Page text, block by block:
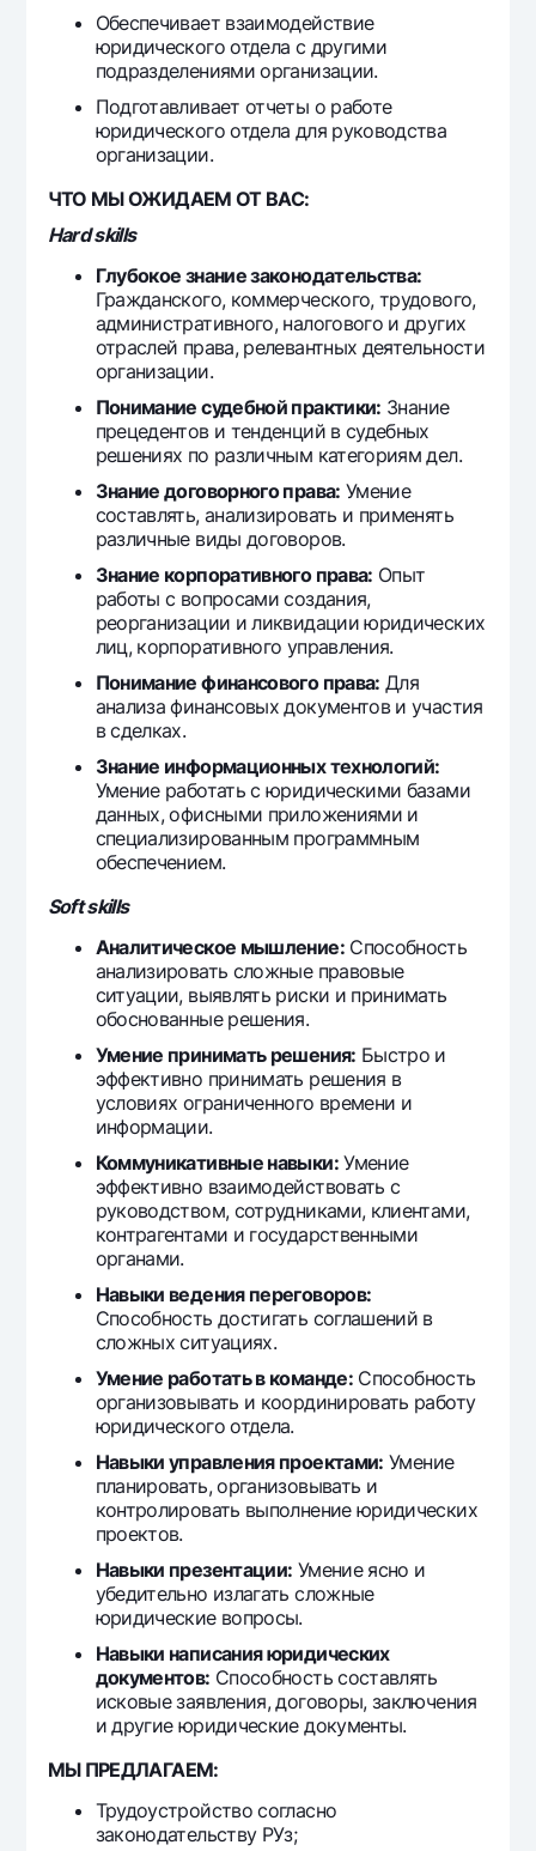
Обеспечивает взаимодействие
юридического отдела с другими
подразделениями организации.
Подготавливает отчеты о работе
юридического отдела для руководства
организации.
ЧТО МЫ ОЖИДАЕМ ОТ ВАС:
Hard skills
Глубокое знание законодательства:
Гражданского, коммерческого, трудового,
административного, налогового и других
отраслей права, релевантных деятельности
организации.
Понимание судебной практики: Знание
прецедентов и тенденций в судебных
решениях по различным категориям дел.
Знание договорного права: Умение
составлять, анализировать и применять
различные виды договоров.
Знание корпоративного права: Опыт
работы с вопросами создания,
реорганизации и ликвидации юридических
лиц, корпоративного управления.
Понимание финансового права: Для
анализа финансовых документов и участия
в сделках.
Знание информационных технологий:
Умение работать с юридическими базами
данных, офисными приложениями и
специализированным программным
обеспечением.
Soft skills
Аналитическое мышление:Способность
анализировать сложные правовые
ситуации, выявлять риски и принимать
обоснованные решения.
Умение принимать решения: Быстро и
эффективно принимать решения в
условиях ограниченного времени и
информации.
Коммуникативные навыки:Умение
эффективно взаимодействовать с
руководством, сотрудниками, клиентами,
контрагентами и государственными
органами.
Навыки ведения переговоров:
Способность достигать соглашений в
сложных ситуациях.
Умение работать в команде:Способность
организовывать и координировать работу
юридического отдела.
Навыки управления проектами: Умение
планировать, организовывать и
контролировать выполнение юридических
проектов.
Навыки презентации: Умение ясно и
убедительно излагать сложные
юридические вопросы.
Навыки написания юридических
документов: Способность составлять
исковые заявления, договоры, заключения
и другие юридические документы.
МЫ ПРЕДЛАГАЕМ:
Трудоустройство согласно
законодательству РУз;